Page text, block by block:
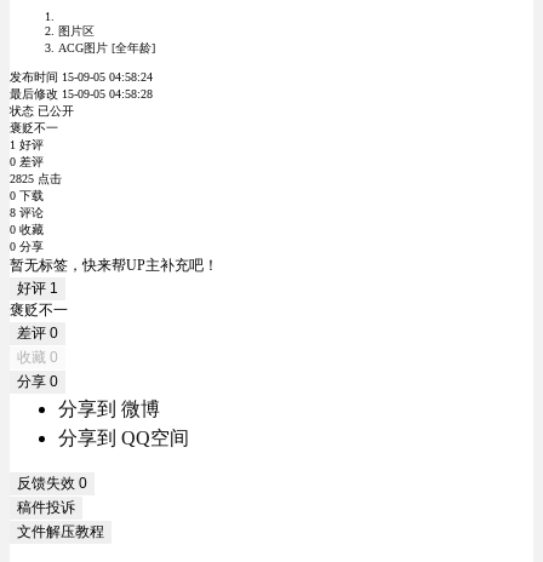
图片区
ACG图片 [全年龄]
发布时间 15-09-05 04:58:24
最后修改 15-09-05 04:58:28
状态 已公开
褒贬不一
1 好评
0 差评
2825 点击
0 下载
8 评论
0 收藏
0 分享
暂无标签，快来帮UP主补充吧！
好评 1
褒贬不一
差评 0
收藏 0
分享 0
分享到 微博
分享到 QQ空间
反馈失效 0
稿件投诉
文件解压教程